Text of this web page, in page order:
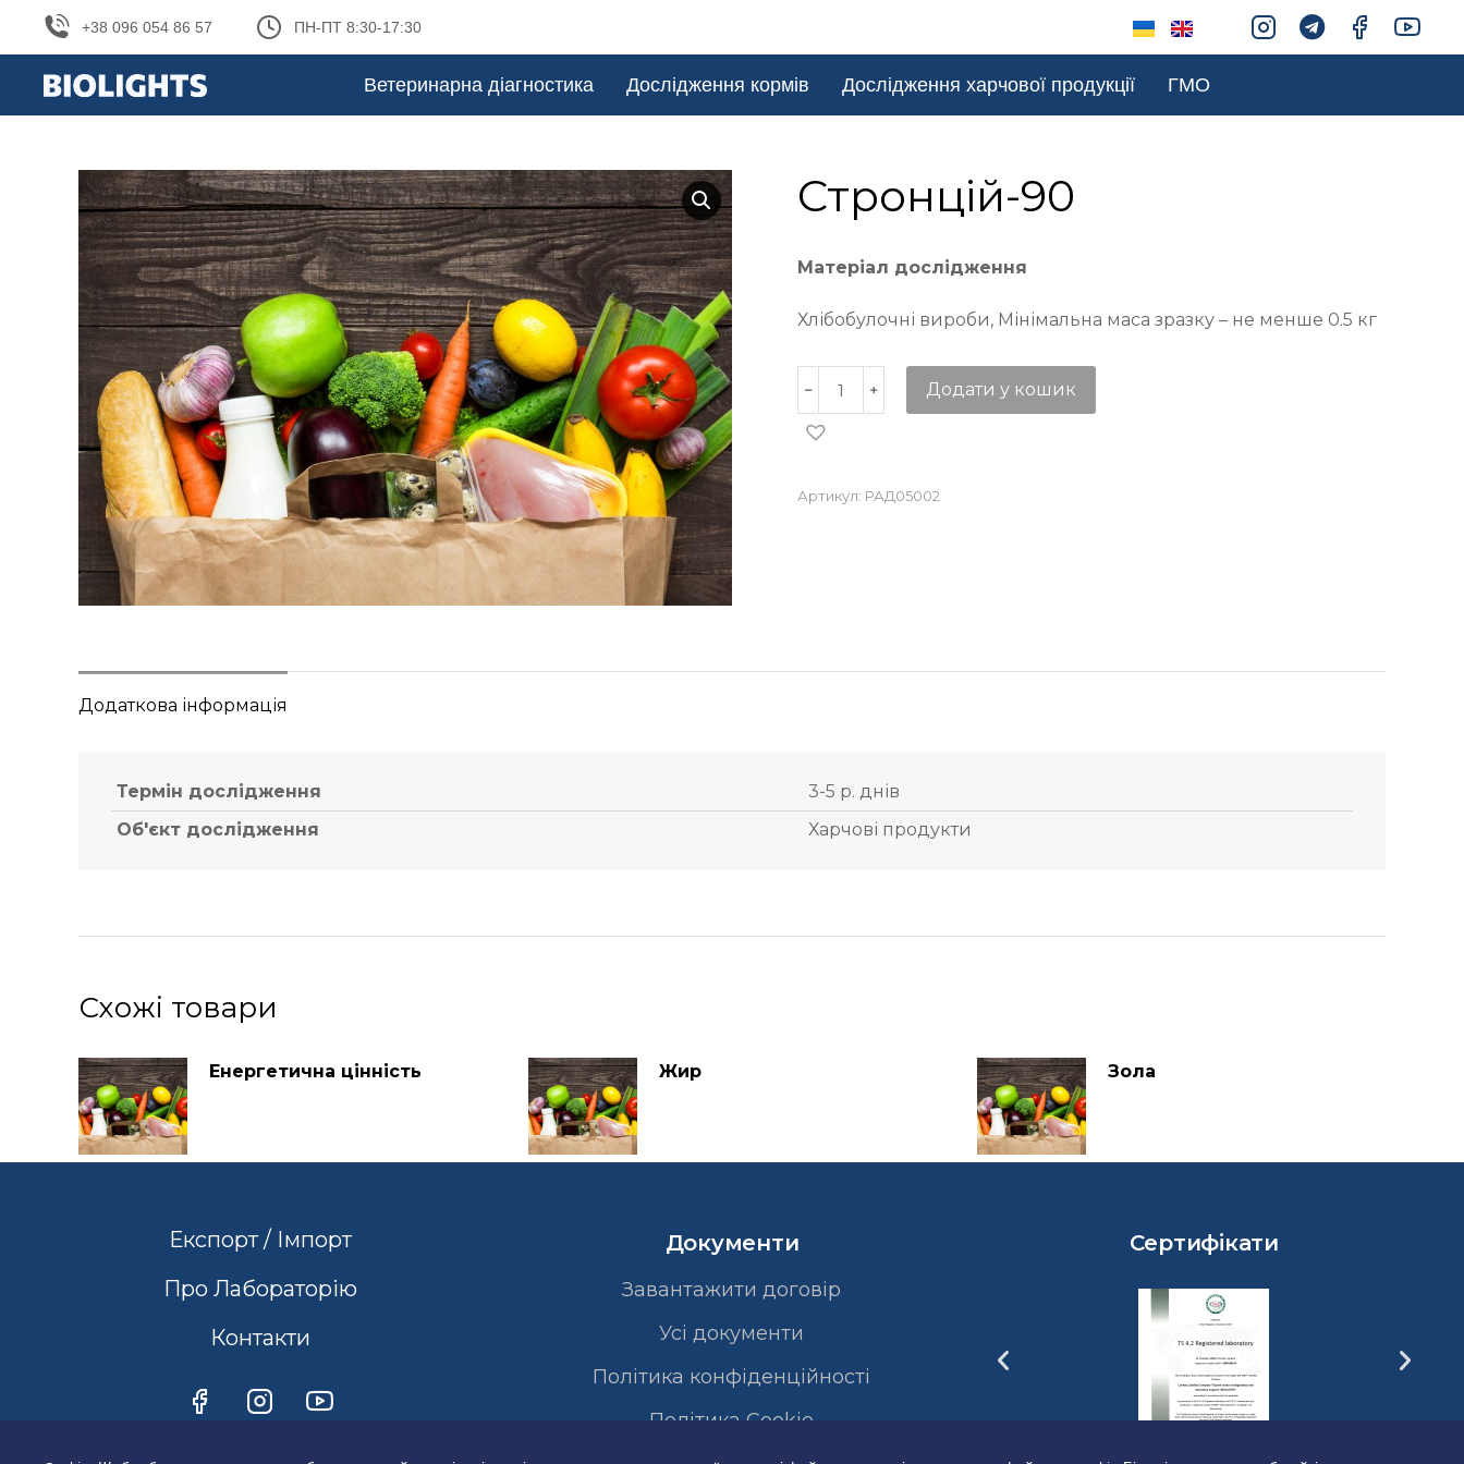
+38 096 054 86 57 ПН-ПТ 8:30-17:30
Ветеринарна діагностика Дослідження кормів Дослідження харчової продукції ГМО
Стронцій-90
Матеріал дослідження
Хлібобулочні вироби, Мінімальна маса зразку – не менше 0.5 кг
Додати у кошик
Артикул: РАД05002
Додаткова інформація
Термін дослідження
3-5 р. днів
Об'єкт дослідження
Харчові продукти
Схожі товари
Енергетична цінність Жир Зола
Експорт / Імпорт
Про Лабораторію
Контакти
Документи
Завантажити договір
Усі документи
Політика конфіденційності
Полiтика Cookie
Сертифікати